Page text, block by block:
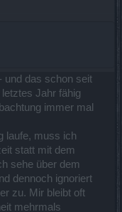
und das schon seit
Jahr fähig
immer mal
laufe, muss ich
statt mit dem
sehe über dem
dennoch ignoriert
zu. Mir bleibt oft
mehrmals